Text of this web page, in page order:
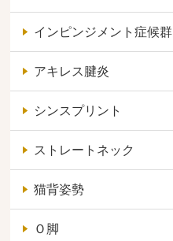
インピンジメント症候群
アキレス腱炎
シンスプリント
ストレートネック
猫背姿勢
Ｏ脚